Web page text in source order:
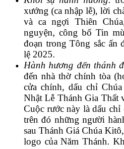
xướng (ca nhập lễ), lời
và ca ngợi Thiên
nguyện, công bố Tin
đoạn trong Tông sắc ấn
lệ 2025.
Hành hương đến thánh
đến nhà thờ chính tòa
cửa chính, dấu chỉ
Nhật Lễ Thánh Gia Thất
Cuộc rước này là dấu
trên đó những người
sau Thánh Giá Chúa
logo của Năm Thánh.